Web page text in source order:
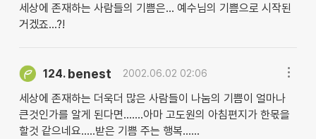
세상에 존재하는 사람들의 기쁨은... 예수님의 기쁨으로 시작된
거겠죠...?!
124. benest 2002.06.02 02:06
세상에 존재하는 더욱더 많은 사람들이 나눔의 기쁨이 얼마나
큰것인가를 알게 된다면.......아마 고도원의 아침편지가 한몫을
할것 같으네요.....받은 기쁨 주는 행복......